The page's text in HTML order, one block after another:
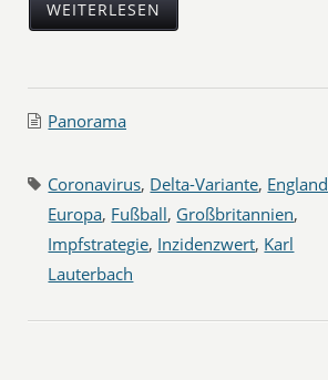
WEITERLESEN
Panorama
Coronavirus, Delta-Variante, England
Europa, Fußball, Großbritannien,
Impfstrategie, Inzidenzwert, Karl
Lauterbach